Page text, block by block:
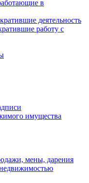
в
деятельность
работу с
имущества
мены, дарения